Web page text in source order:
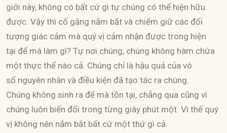
giới này, không có bất cứ gì tự chúng có thể hiện hữu
được. Vậy thì cố gắng nắm bắt và chiếm giữ các đối
tượng giác cảm mà quý vị cảm nhận được trong hiện
tại để mà làm gì? Tự nơi chúng, chúng không hàm chứa
một thực thể nào cả. Chúng chỉ là hậu quả của vô
số nguyên nhân và điều kiện đã tạo tác ra chúng.
Chúng không sinh ra để mà tồn tại, chẳng qua cũng vì
chúng luôn biến đổi trong từng giây phút một. Vì thế quý
vị không nên nắm bắt bất cứ một thứ gì cả.